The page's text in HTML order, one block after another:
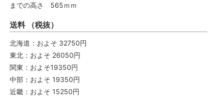
までの高さ 565ｍｍ
送料 （税抜）
北海道：およそ 32750円
東北：およそ 26050円
関東：およそ19350円
中部：およそ 19350円
近畿：およそ 15250円